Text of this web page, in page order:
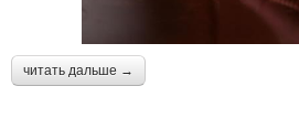
читать дальше →